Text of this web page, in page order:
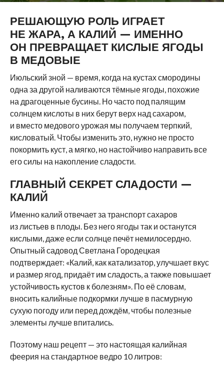
РЕШАЮЩУЮ РОЛЬ ИГРАЕТ
НЕ ЖАРА, А КАЛИЙ — ИМЕННО
ОН ПРЕВРАЩАЕТ КИСЛЫЕ ЯГОДЫ
В МЕДОВЫЕ
Июльский зной — время, когда на кустах смородины
одна за другой наливаются тёмные ягоды, похожие
на драгоценные бусины. Но часто под палящим
солнцем кислоты в них берут верх над сахаром,
и вместо медового урожая мы получаем терпкий,
кисловатый. Чтобы изменить это, нужно не просто
покормить куст, а мягко, но настойчиво направить все
его силы на накопление сладости.
ГЛАВНЫЙ СЕКРЕТ СЛАДОСТИ —
КАЛИЙ
Именно калий отвечает за транспорт сахаров
из листьев в плоды. Без него ягоды так и останутся
кислыми, даже если солнце печёт немилосердно.
Опытный садовод Светлана Городецкая
подтверждает: «Калий, как катализатор, улучшает вкус
и размер ягод, придаёт им сладость, а также повышает
устойчивость кустов к болезням». По её словам,
вносить калийные подкормки лучше в пасмурную
сухую погоду или перед дождём, чтобы полезные
элементы лучше впитались.
Поэтому наш рецепт — это настоящая калийная
феерия на стандартное ведро 10 литров: